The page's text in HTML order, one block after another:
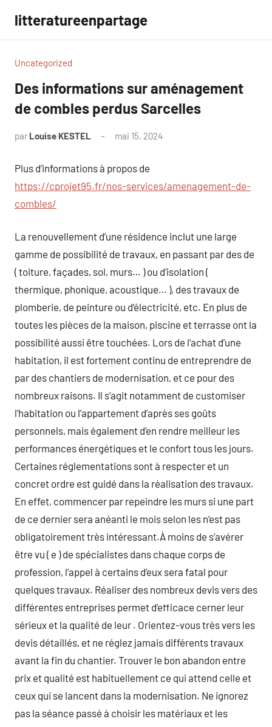
contenu
litteratureenpartage
Uncategorized
Des informations sur aménagement
de combles perdus Sarcelles
par Louise KESTEL mai 15, 2024
Plus d’informations à propos de
https://cprojet95.fr/nos-services/amenagement-de-
combles/
La renouvellement d’une résidence inclut une large
gamme de possibilité de travaux, en passant par des de
( toiture, façades, sol, murs… ) ou d’isolation (
thermique, phonique, acoustique… ), des travaux de
plomberie, de peinture ou d’électricité, etc. En plus de
toutes les pièces de la maison, piscine et terrasse ont la
possibilité aussi être touchées. Lors de l’achat d’une
habitation, il est fortement continu de entreprendre de
par des chantiers de modernisation, et ce pour des
nombreux raisons. Il s’agit notamment de customiser
l’habitation ou l’appartement d’après ses goûts
personnels, mais également d’en rendre meilleur les
performances énergétiques et le confort tous les jours.
Certaines réglementations sont à respecter et un
concret ordre est guidé dans la réalisation des travaux.
En effet, commencer par repeindre les murs si une part
de ce dernier sera anéanti le mois selon les n’est pas
obligatoirement très intéressant.À moins de s’avérer
être vu ( e ) de spécialistes dans chaque corps de
profession, l’appel à certains d’eux sera fatal pour
quelques travaux. Réaliser des nombreux devis vers des
différentes entreprises permet d’efficace cerner leur
sérieux et la qualité de leur . Orientez-vous très vers les
devis détaillés, et ne réglez jamais différents travaux
avant la fin du chantier. Trouver le bon abandon entre
prix et qualité est habituellement ce qui attend celle et
ceux qui se lancent dans la modernisation. Ne ignorez
pas la séance passé à choisir les matériaux et les